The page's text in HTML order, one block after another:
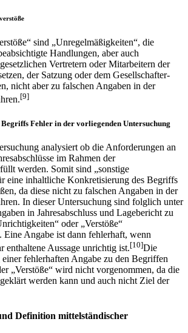
sind „Unregelmäßigkeiten“, die
Handlungen, aber auch
Vertretern oder Mitarbeitern der
der Satzung oder dem Gesellschafter­
nicht aber zu falschen Angaben in der
[9]
Begriffs Fehler in der vorliegenden Untersuchung
analysiert ob die Anforderungen an
im Rahmen der
werden. Somit sind „sonstige
eine inhaltliche Konkretisierung des Begriffs
da diese nicht zu falschen Angaben in der
In dieser Untersuchung sind folglich unter
in Jahresabschluss und Lagebericht zu
oder „Verstöße“
Eine Angabe ist dann fehlerhaft, wenn
enthaltene Aussage unrichtig ist.[10]Die
fehlerhaften Angabe zu den Begriffen
„Verstöße“ wird nicht vorgenommen, da die
werden kann und auch nicht Ziel der
Definition mittelständischer